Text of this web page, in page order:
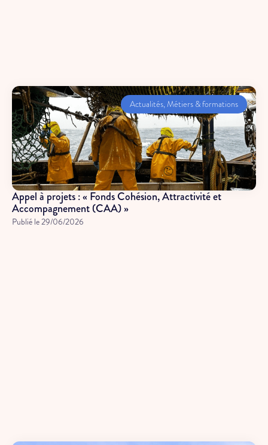
Actualités,Métiers & formations
Appel à projets : « Fonds Cohésion, Attractivité et
Accompagnement (CAA) »
Publié le29/06/2026